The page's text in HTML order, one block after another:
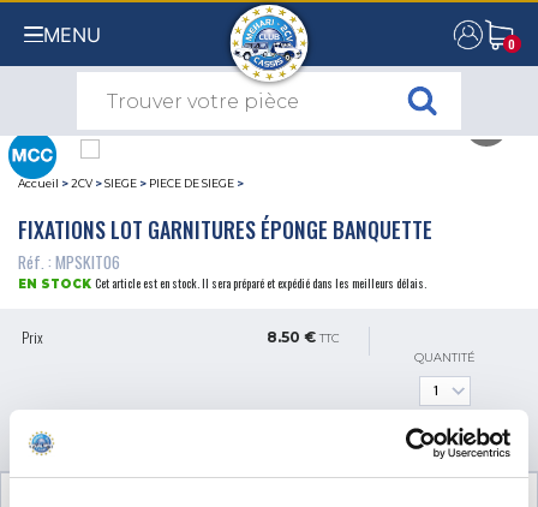
MENU 0
0
Accueil >2CV >SIEGE > PIECE DE SIEGE >
FIXATIONS LOT GARNITURES ÉPONGE BANQUETTE
Réf. : MPSKIT06
EN STOCK Cet article est en stock. Il sera préparé et expédié dans les meilleurs délais.
Prix 8.50 € TTC
QUANTITÉ